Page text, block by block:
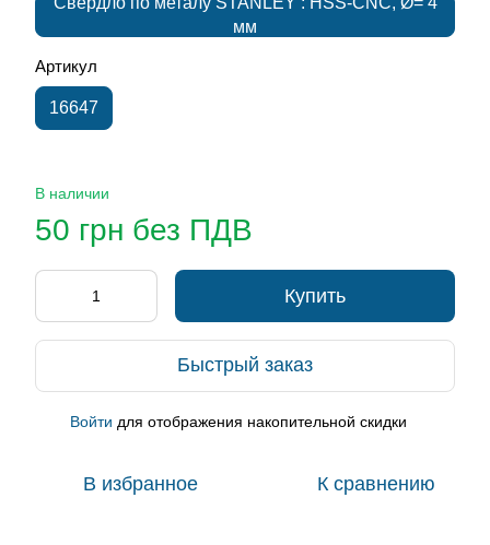
мм
Артикул
16647
В наличии
50 грн без ПДВ
Купить
Быстрый заказ
Войти для отображения накопительной скидки
В избранное К сравнению